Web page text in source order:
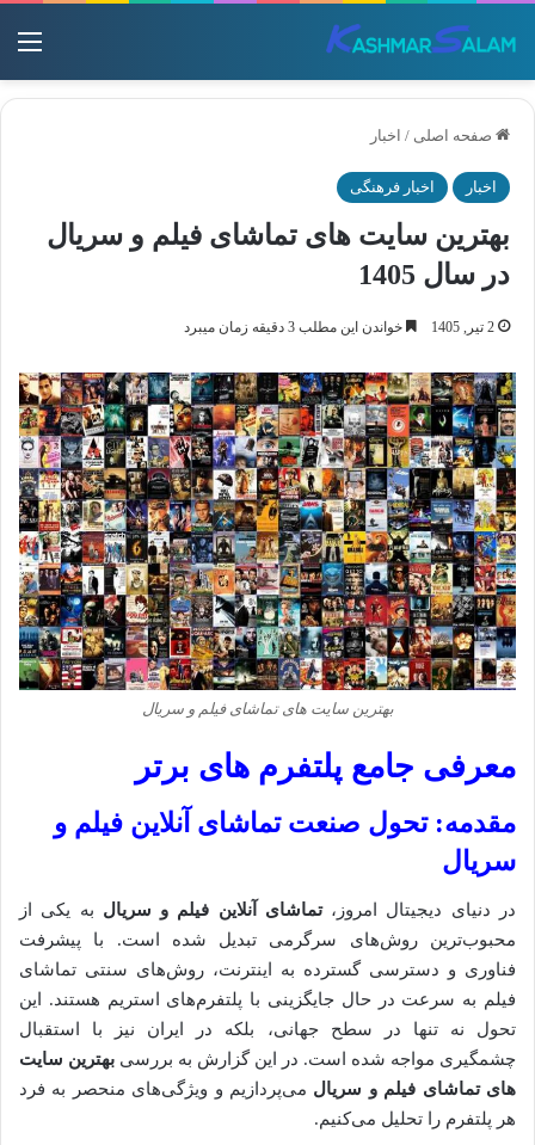
صفحه اصلی / اخبار
اخبار اخبار فرهنگی
بهترین سایت های تماشای فیلم و سریال
در سال 1405
2 تیر, 1405 خواندن این مطلب 3 دقیقه زمان میبرد
بهترین سایت های تماشای فیلم و سریال
معرفی جامع پلتفرم های برتر
مقدمه: تحول صنعت تماشای آنلاین فیلم و
سریال
در دنیای دیجیتال امروز،تماشای آنلاین فیلم و سریال به یکی از
محبوب‌ترین روش‌های سرگرمی تبدیل شده است. با پیشرفت
فناوری و دسترسی گسترده به اینترنت، روش‌های سنتی تماشای
فیلم به سرعت در حال جایگزینی با پلتفرم‌های استریم هستند. این
تحول نه تنها در سطح جهانی، بلکه در ایران نیز با استقبال
چشمگیری مواجه شده است. در این گزارش به بررسی بهترین سایت
های تماشای فیلم و سریال می‌پردازیم و ویژگی‌های منحصر به فرد
هر پلتفرم را تحلیل می‌کنیم.